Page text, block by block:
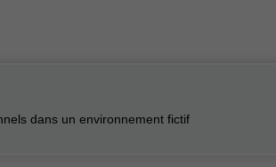
dans un environnement fictif